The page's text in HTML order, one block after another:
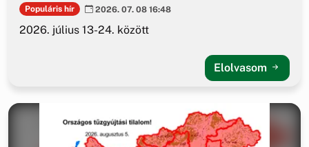
Populáris hír 2026. 07. 08 16:48
2026. július 13-24. között
Elolvasom